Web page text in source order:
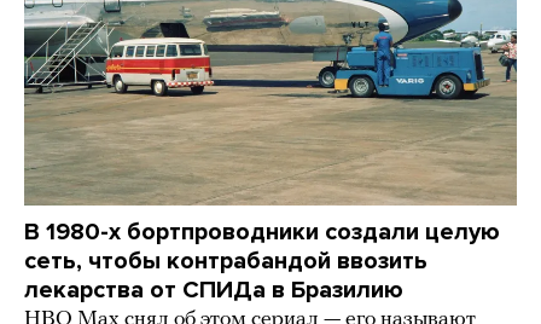
В 1980-х бортпроводники создали целую
сеть, чтобы контрабандой ввозить
лекарства от СПИДа в Бразилию